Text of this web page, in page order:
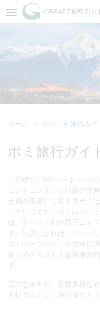
GREAT TIBET
ホーム チベット旅行ガイ
ボミ旅行ガイ
平均標高4,200メートルのボ
ェンチェンタンラ山脈の交
ボ川の東岸に位置するボミ
ングリラです。ボミはチベ
は、チベット初代国王ニャ
す。伝説によれば、グル・
地」の一つがボミの境界に
多くのチベット人巡礼者が
す。
広大な原生林、多種多様な
を持つボミは、旅行者にと